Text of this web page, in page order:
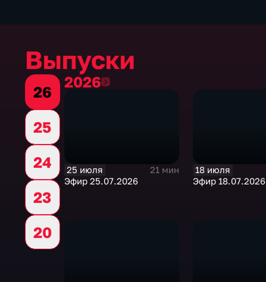
Выпуски
26
25
24
23
20
20262026
25 июля
21 мин
Эфир 25.07.2026
18 июля
Эфир 18.07.2026